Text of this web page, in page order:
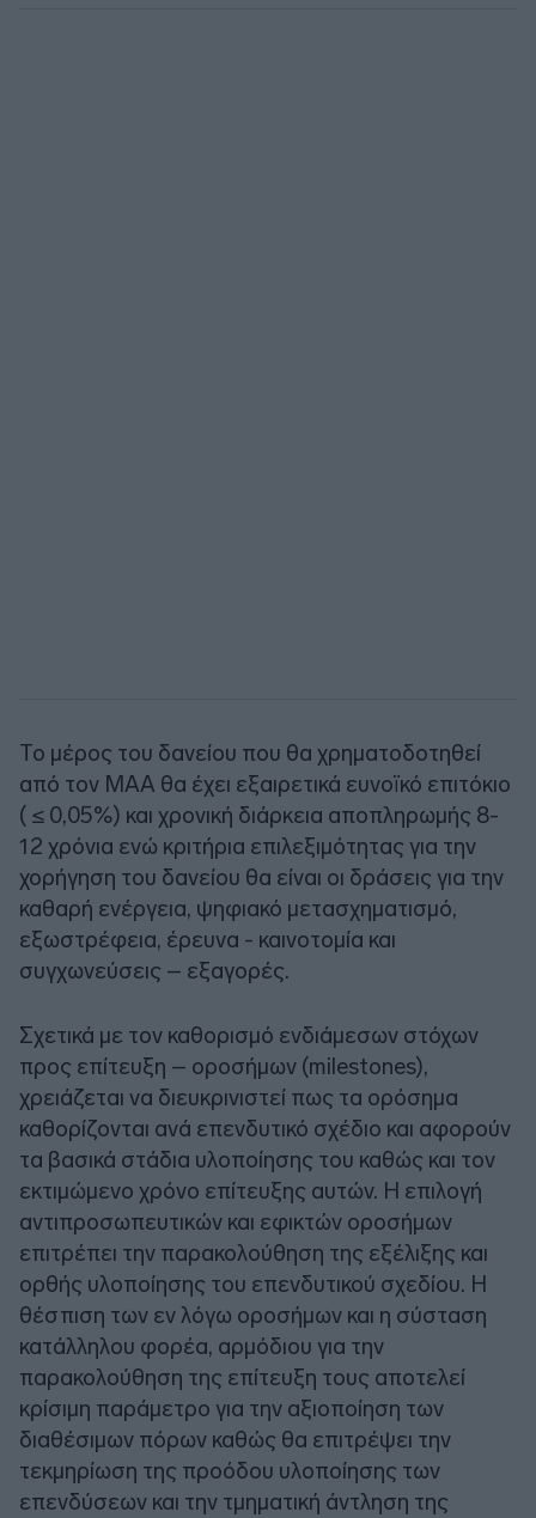
Το μέρος του δανείου που θα χρηματοδοτηθεί
από τον ΜΑΑ θα έχει εξαιρετικά ευνοϊκό επιτόκιο
( ≤ 0,05%) και χρονική διάρκεια αποπληρωμής 8-
12 χρόνια ενώ κριτήρια επιλεξιμότητας για την
χορήγηση του δανείου θα είναι οι δράσεις για την
καθαρή ενέργεια, ψηφιακό μετασχηματισμό,
εξωστρέφεια, έρευνα - καινοτομία και
συγχωνεύσεις – εξαγορές.
Σχετικά με τον καθορισμό ενδιάμεσων στόχων
προς επίτευξη – οροσήμων (milestones),
χρειάζεται να διευκρινιστεί πως τα ορόσημα
καθορίζονται ανά επενδυτικό σχέδιο και αφορούν
τα βασικά στάδια υλοποίησης του καθώς και τον
εκτιμώμενο χρόνο επίτευξης αυτών. Η επιλογή
αντιπροσωπευτικών και εφικτών οροσήμων
επιτρέπει την παρακολούθηση της εξέλιξης και
ορθής υλοποίησης του επενδυτικού σχεδίου. Η
θέσπιση των εν λόγω οροσήμων και η σύσταση
κατάλληλου φορέα, αρμόδιου για την
παρακολούθηση της επίτευξη τους αποτελεί
κρίσιμη παράμετρο για την αξιοποίηση των
διαθέσιμων πόρων καθώς θα επιτρέψει την
τεκμηρίωση της προόδου υλοποίησης των
επενδύσεων και την τμηματική άντληση της